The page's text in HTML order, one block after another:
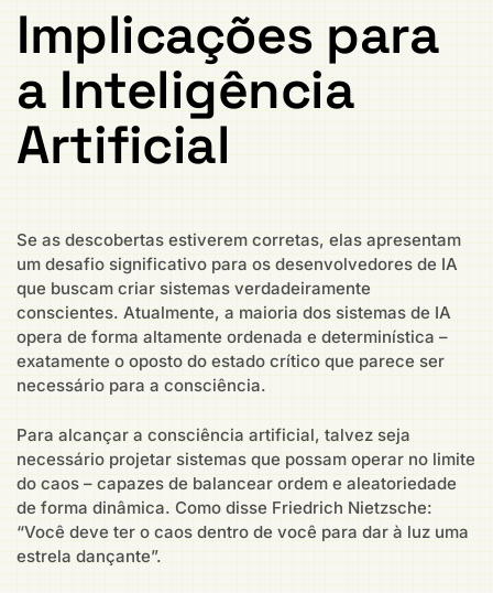
Implicações para
a Inteligência
Artificial
Se as descobertas estiverem corretas, elas apresentam
um desafio significativo para os desenvolvedores de IA
que buscam criar sistemas verdadeiramente
conscientes. Atualmente, a maioria dos sistemas de IA
opera de forma altamente ordenada e determinística –
exatamente o oposto do estado crítico que parece ser
necessário para a consciência.
Para alcançar a consciência artificial, talvez seja
necessário projetar sistemas que possam operar no limite
do caos – capazes de balancear ordem e aleatoriedade
de forma dinâmica. Como disse Friedrich Nietzsche:
“Você deve ter o caos dentro de você para dar à luz uma
estrela dançante”.